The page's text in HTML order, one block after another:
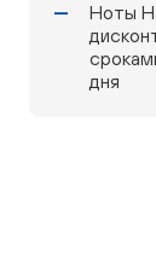
Ноты
дня